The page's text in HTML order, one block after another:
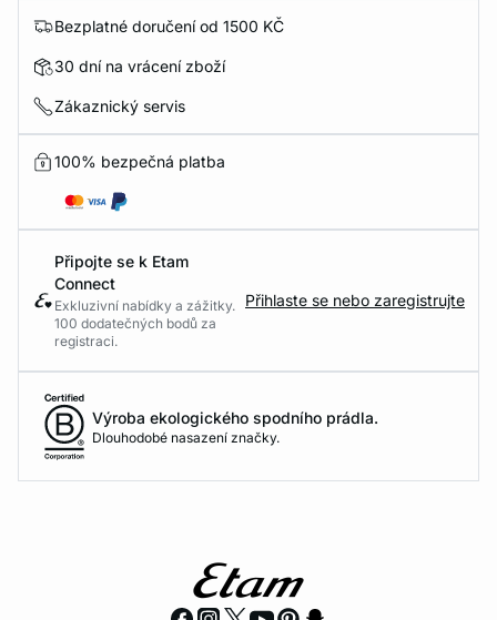
Bezplatné doručení od 1500 KČ
30 dní na vrácení zboží
Zákaznický servis
100% bezpečná platba
Připojte se k Etam
Connect
Exkluzivní nabídky a zážitky.
100 dodatečných bodů za
registraci.
Přihlaste se nebo zaregistrujte
Výroba ekologického spodního prádla.
Dlouhodobé nasazení značky.